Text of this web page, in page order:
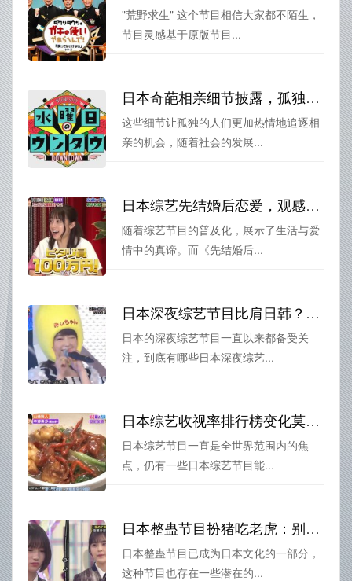
"荒野求生" 这个节目相信大家都不陌生，
节目灵感基于原版节目...
日本奇葩相亲细节披露，孤独者缘何如此受欢迎？
这些细节让孤独的人们更加热情地追逐相
亲的机会，随着社会的发展...
日本综艺先结婚后恋爱，观感奇妙！在哪看？找到方法了吗？
随着综艺节目的普及化，展示了生活与爱
情中的真谛。而《先结婚后...
日本深夜综艺节目比肩日韩？十大人气节目曝光
日本的深夜综艺节目一直以来都备受关
注，到底有哪些日本深夜综艺...
日本综艺收视率排行榜变化莫测，这些节目却一直站稳高位
日本综艺节目一直是全世界范围内的焦
点，仍有一些日本综艺节目能...
日本整蛊节目扮猪吃老虎：别让你的恶作剧变成危险行为
日本整蛊节目已成为日本文化的一部分，
这种节目也存在一些潜在的...